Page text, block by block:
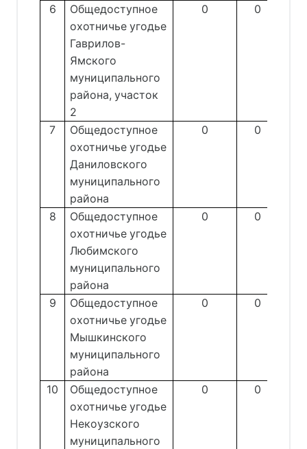
6
Общедоступное
охотничье угодье
Гаврилов-
Ямского
муниципального
района, участок
2
0 0
7
Общедоступное
охотничье угодье
Даниловского
муниципального
района
0 0
8
Общедоступное
охотничье угодье
Любимского
муниципального
района
0 0
9
Общедоступное
охотничье угодье
Мышкинского
муниципального
района
0 0
10
Общедоступное
охотничье угодье
Некоузского
муниципального
0 0